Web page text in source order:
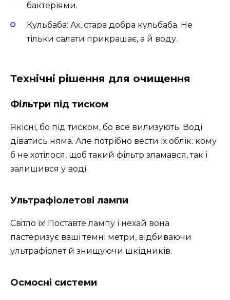
бактеріями.
Кульбаба: Ах, стара добра кульбаба. Не
тільки салати прикрашає, а й воду.
Технічні рішення для очищення
Фільтри під тиском
Якісні, бо під тиском, бо все вилизують. Воді
діватись няма. Але потрібно вести їх облік: кому
б не хотілося, щоб такий фільтр зламався, так і
залишився у воді.
Ультрафіолетові лампи
Свiтло їх! Поставте лампу і нехай вона
пастеризує ваші темні метри, відбиваючи
ультрафіолет й знищуючи шкідників.
Осмосні системи